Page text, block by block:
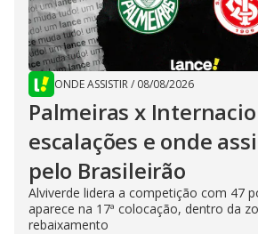
ONDE ASSISTIR/ 08/08/2026
Palmeiras x
escalações e onde
pelo Brasileirão
Alviverde lidera a competição com 47
aparece na 17ª colocação, dentro da
rebaixamento